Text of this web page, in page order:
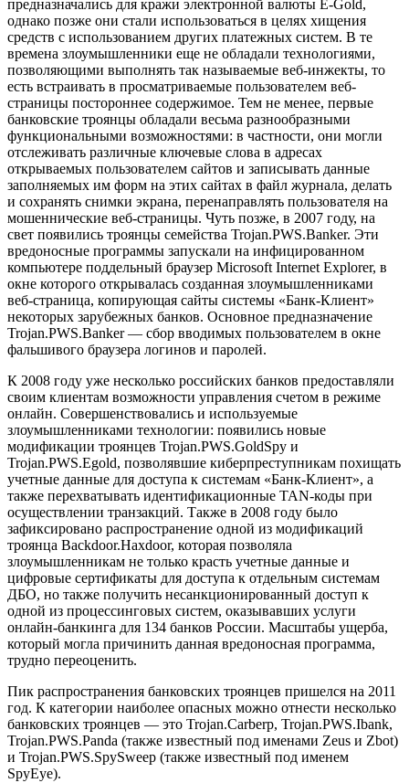
предназначались для кражи электронной валюты E-Gold,
однако позже они стали использоваться в целях хищения
средств с использованием других платежных систем. В те
времена злоумышленники еще не обладали технологиями,
позволяющими выполнять так называемые веб-инжекты, то
есть встраивать в просматриваемые пользователем веб-
страницы постороннее содержимое. Тем не менее, первые
банковские троянцы обладали весьма разнообразными
функциональными возможностями: в частности, они могли
отслеживать различные ключевые слова в адресах
открываемых пользователем сайтов и записывать данные
заполняемых им форм на этих сайтах в файл журнала, делать
и сохранять снимки экрана, перенаправлять пользователя на
мошеннические веб-страницы. Чуть позже, в 2007 году, на
свет появились троянцы семейства Trojan.PWS.Banker. Эти
вредоносные программы запускали на инфицированном
компьютере поддельный браузер Microsoft Internet Explorer, в
окне которого открывалась созданная злоумышленниками
веб-страница, копирующая сайты системы «Банк-Клиент»
некоторых зарубежных банков. Основное предназначение
Trojan.PWS.Banker — сбор вводимых пользователем в окне
фальшивого браузера логинов и паролей.
К 2008 году уже несколько российских банков предоставляли
своим клиентам возможности управления счетом в режиме
онлайн. Совершенствовались и используемые
злоумышленниками технологии: появились новые
модификации троянцев Trojan.PWS.GoldSpy и
Trojan.PWS.Egold, позволявшие киберпреступникам похищать
учетные данные для доступа к системам «Банк-Клиент», а
также перехватывать идентификационные TAN-коды при
осуществлении транзакций. Также в 2008 году было
зафиксировано распространение одной из модификаций
троянца Backdoor.Haxdoor, которая позволяла
злоумышленникам не только красть учетные данные и
цифровые сертификаты для доступа к отдельным системам
ДБО, но также получить несанкционированный доступ к
одной из процессинговых систем, оказывавших услуги
онлайн-банкинга для 134 банков России. Масштабы ущерба,
который могла причинить данная вредоносная программа,
трудно переоценить.
Пик распространения банковских троянцев пришелся на 2011
год. К категории наиболее опасных можно отнести несколько
банковских троянцев — это Trojan.Carberp, Trojan.PWS.Ibank,
Trojan.PWS.Panda (также известный под именами Zeus и Zbot)
и Trojan.PWS.SpySweep (также известный под именем
SpyEye).